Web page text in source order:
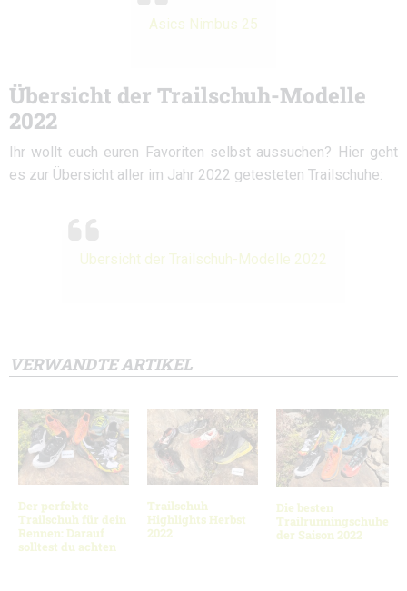
Asics Nimbus 25
Übersicht der Trailschuh-Modelle
2022
Ihr wollt euch euren Favoriten selbst aussuchen? Hier geht
es zur Übersicht aller im Jahr 2022 getesteten Trailschuhe:
Übersicht der Trailschuh-Modelle 2022
VERWANDTE ARTIKEL
Der perfekte
Trailschuh für dein
Rennen: Darauf
solltest du achten
Trailschuh
Highlights Herbst
2022
Die besten
Trailrunningschuhe
der Saison 2022